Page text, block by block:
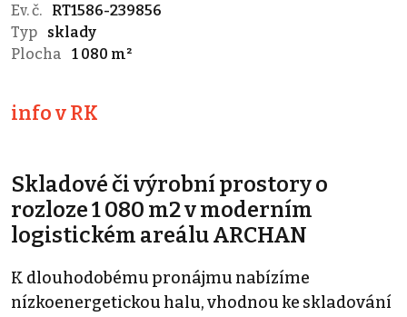
Ev. č.
RT1586-239856
Typ
sklady
Plocha
1 080 m²
info v RK
Skladové či výrobní prostory o
rozloze 1 080 m2 v moderním
logistickém areálu ARCHAN
K dlouhodobému pronájmu nabízíme
nízkoenergetickou halu, vhodnou ke skladování